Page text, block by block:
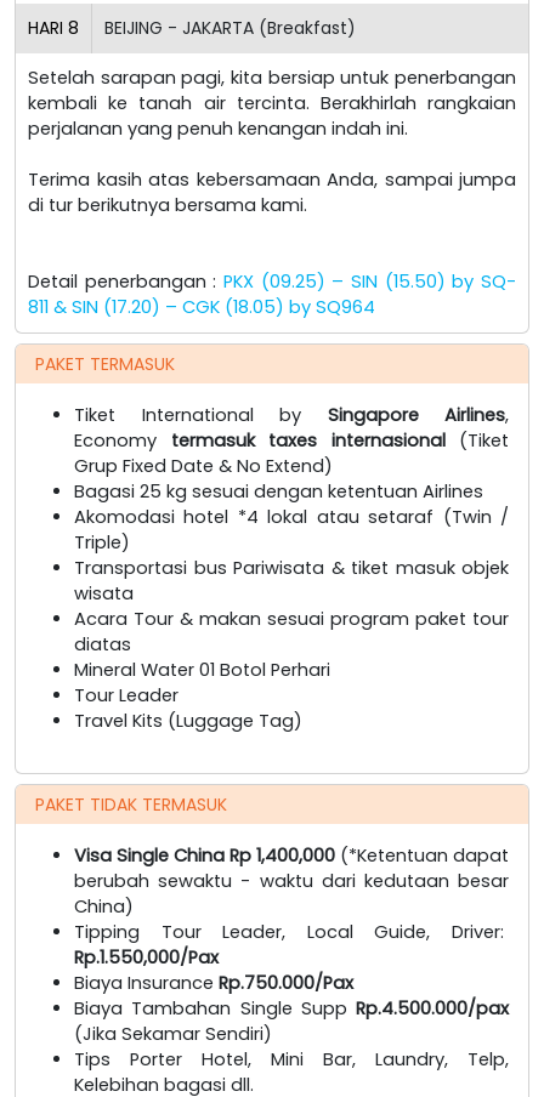
HARI 8 BEIJING - JAKARTA (Breakfast)
Setelah sarapan pagi, kita bersiap untuk penerbangan
kembali ke tanah air tercinta. Berakhirlah rangkaian
perjalanan yang penuh kenangan indah ini.
Terima kasih atas kebersamaan Anda, sampai jumpa
di tur berikutnya bersama kami.
Detail penerbangan : PKX (09.25) – SIN (15.50) by SQ-
811 & SIN (17.20) – CGK (18.05) by SQ964
PAKET TERMASUK
Tiket International by Singapore Airlines,
Economy termasuk taxes internasional (Tiket
Grup Fixed Date & No Extend)
Bagasi 25 kg sesuai dengan ketentuan Airlines
Akomodasi hotel *4 lokal atau setaraf (Twin /
Triple)
Transportasi bus Pariwisata & tiket masuk objek
wisata
Acara Tour & makan sesuai program paket tour
diatas
Mineral Water 01 Botol Perhari
Tour Leader
Travel Kits (Luggage Tag)
PAKET TIDAK TERMASUK
Visa Single China Rp 1,400,000 (*Ketentuan dapat
berubah sewaktu - waktu dari kedutaan besar
China)
Tipping Tour Leader, Local Guide, Driver:
Rp.1.550,000/Pax
Biaya Insurance Rp.750.000/Pax
Biaya Tambahan Single Supp Rp.4.500.000/pax
(Jika Sekamar Sendiri)
Tips Porter Hotel, Mini Bar, Laundry, Telp,
Kelebihan bagasi dll.